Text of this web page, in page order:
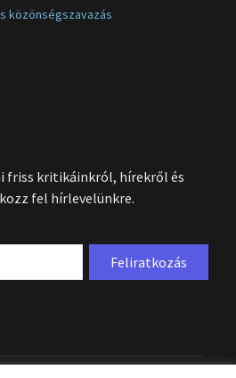
közönségszavazás
friss kritikáinkról, hírekről és
fel hírlevelünkre.
Feliratkozás